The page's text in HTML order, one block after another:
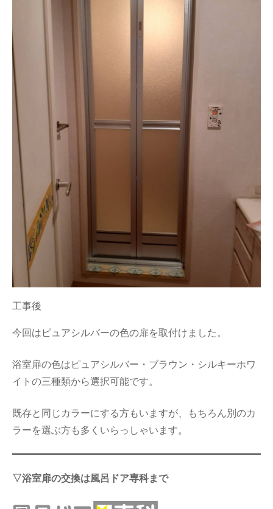
工事後
今回はピュアシルバーの色の扉を取付けました。
浴室扉の色はピュアシルバー・ブラウン・シルキーホワ
イトの三種類から選択可能です。
既存と同じカラーにする方もいますが、もちろん別のカ
ラーを選ぶ方も多くいらっしゃいます。
▽浴室扉の交換は風呂ドア専科まで